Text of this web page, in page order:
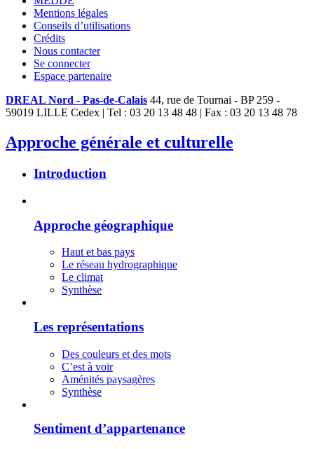
Mentions légales
Conseils d’utilisations
Crédits
Nous contacter
Se connecter
Espace partenaire
DREAL Nord - Pas-de-Calais 44, rue de Tournai - BP 259 -
59019 LILLE Cedex | Tel : 03 20 13 48 48 | Fax : 03 20 13 48 78
Approche générale et culturelle
Introduction
Approche géographique
Haut et bas pays
Le réseau hydrographique
Le climat
Synthèse
Les représentations
Des couleurs et des mots
C’est à voir
Aménités paysagères
Synthèse
Sentiment d’appartenance